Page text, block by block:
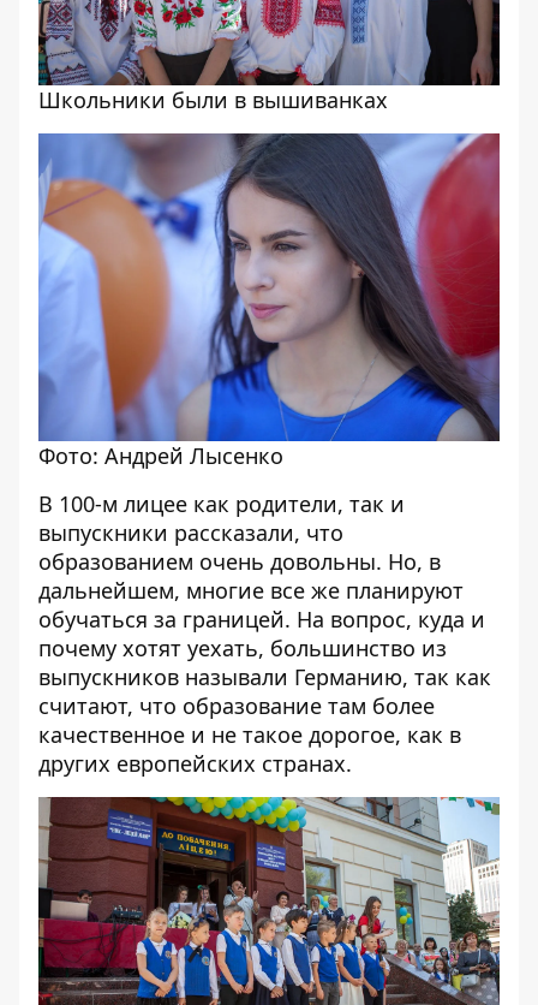
Школьники были в вышиванках
Фото: Андрей Лысенко
В 100-м лицее как родители, так и
выпускники рассказали, что
образованием очень довольны. Но, в
дальнейшем, многие все же планируют
обучаться за границей. На вопрос, куда и
почему хотят уехать, большинство из
выпускников называли Германию, так как
считают, что образование там более
качественное и не такое дорогое, как в
других европейских странах.